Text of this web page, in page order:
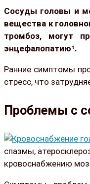
Сосуды головы и
вещества к
тромбоз, могут
энцефалопатию¹.
Ранние симптомы
стресс, что
Проблемы с
спазмы,
кровоснабжению